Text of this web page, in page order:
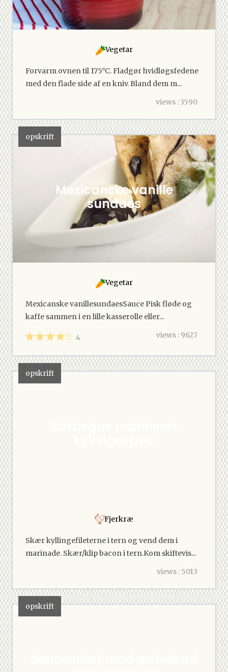
Vegetar
Forvarm ovnen til 175°C. Fladgør hvidløgsfedene
med den flade side af en kniv. Bland dem m...
views : 3590
opskrift
Mexicanske vanille
sundaes
Vegetar
Mexicanske vanillesundaesSauce Pisk fløde og
kaffe sammen i en lille kasserolle eller...
4 views : 9627
opskrift
Fjerkræ
Skær kyllingefileterne i tern og vend dem i
marinade. Skær/klip bacon i tern.Kom skiftevis...
views : 5013
opskrift